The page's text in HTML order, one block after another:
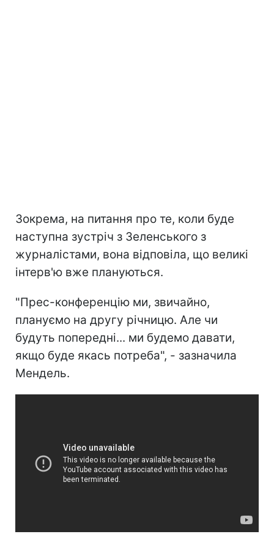
Зокрема, на питання про те, коли буде
наступна зустріч з Зеленського з
журналістами, вона відповіла, що великі
інтерв'ю вже плануються.
"Прес-конференцію ми, звичайно,
плануємо на другу річницю. Але чи
будуть попередні... ми будемо давати,
якщо буде якась потреба", - зазначила
Мендель.